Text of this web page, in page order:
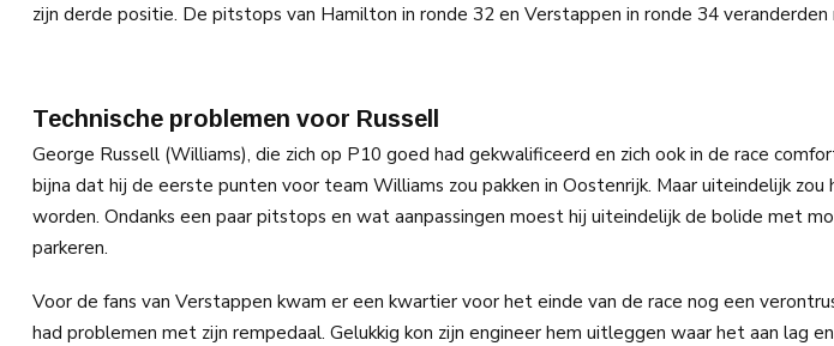
zijn derde positie. De pitstops van Hamilton in ronde 32 en Verstappen in ronde 34 veranderden
Technische problemen voor Russell
George Russell (Williams), die zich op P10 goed had gekwalificeerd en zich ook in de race
bijna dat hij de eerste punten voor team Williams zou pakken in Oostenrijk. Maar uiteindelijk
worden. Ondanks een paar pitstops en wat aanpassingen moest hij uiteindelijk de bolide met
parkeren.
Voor de fans van Verstappen kwam er een kwartier voor het einde van de race nog een
had problemen met zijn rempedaal. Gelukkig kon zijn engineer hem uitleggen waar het aan lag